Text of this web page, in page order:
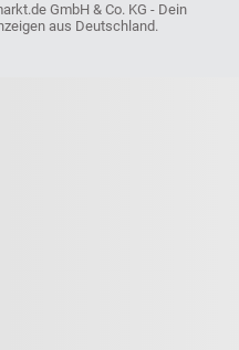
GmbH & Co. KG - Dein
aus Deutschland.